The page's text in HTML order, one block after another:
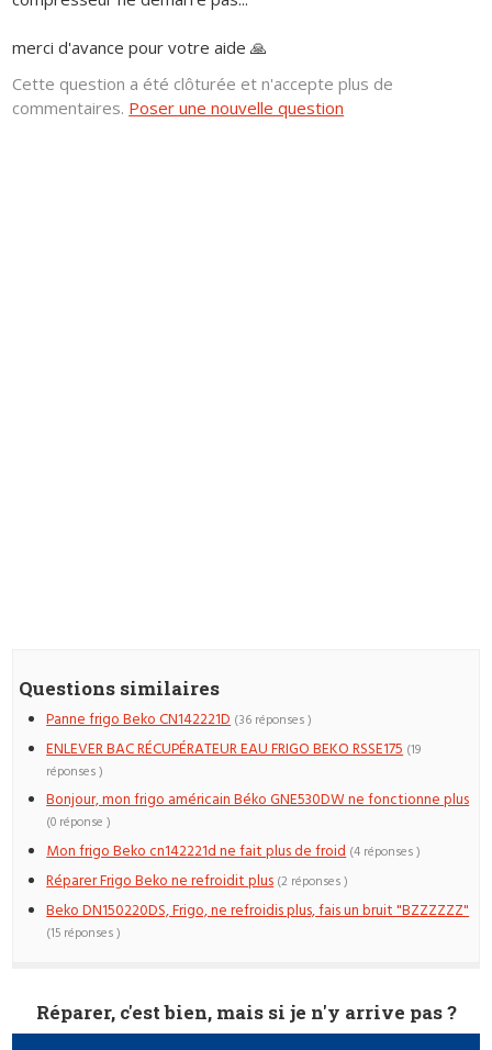
merci d'avance pour votre aide 🙏
Cette question a été clôturée et n'accepte plus de
commentaires. Poser une nouvelle question
Questions similaires
Panne frigo Beko CN142221D (36 réponses )
ENLEVER BAC RÉCUPÉRATEUR EAU FRIGO BEKO RSSE175 (19
réponses )
Bonjour, mon frigo américain Béko GNE530DW ne fonctionne plus
(0 réponse )
Mon frigo Beko cn142221d ne fait plus de froid (4 réponses )
Réparer Frigo Beko ne refroidit plus (2 réponses )
Beko DN150220DS, Frigo, ne refroidis plus, fais un bruit "BZZZZZZ"
(15 réponses )
Réparer, c'est bien, mais si je n'y arrive pas ?